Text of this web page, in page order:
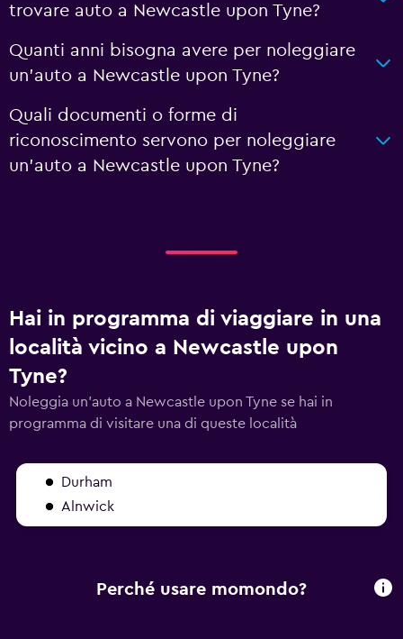
trovare auto a Newcastle upon Tyne?
Quanti anni bisogna avere per noleggiare
un'auto a Newcastle upon Tyne?
Quali documenti o forme di
riconoscimento servono per noleggiare
un'auto a Newcastle upon Tyne?
Hai in programma di viaggiare in una
località vicino a Newcastle upon
Tyne?
Noleggia un'auto a Newcastle upon Tyne se hai in
programma di visitare una di queste località
Durham
Alnwick
Perché usare momondo?